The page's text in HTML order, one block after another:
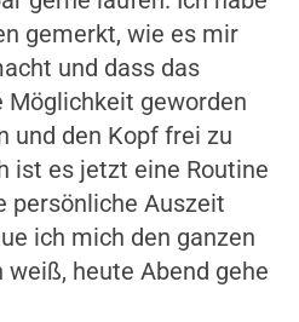
gemerkt, wie es mir
und dass das
geworden
und den Kopf frei zu
ist es jetzt eine Routine
persönliche Auszeit
ich mich den ganzen
heute Abend gehe